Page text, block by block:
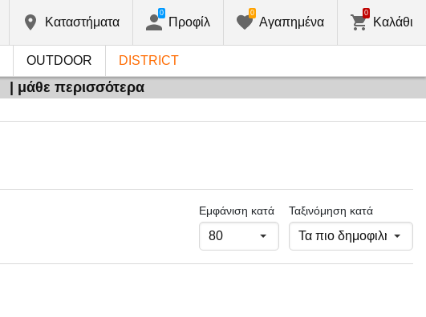
Kαταστήματα Προφίλ
0
Αγαπημένα
0
Καλάθι
0
OUTDOOR DISTRICT
| μάθε περισσότερα
Εμφάνιση κατά Ταξινόμηση κατά